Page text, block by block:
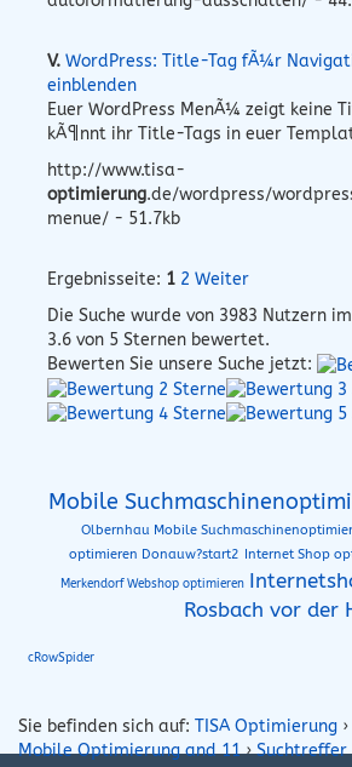
V. WordPress: Title-Tag fÃ¼r
einblenden
Euer WordPress MenÃ¼ zeigt keine
kÃ¶nnt ihr Title-Tags in euer
http://www.tisa-
optimierung.de/wordpress/
menue/ - 51.7kb
Ergebnisseite: 1 2 Weiter
Die Suche wurde von 3983 Nutzern
3.6 von 5 Sternen bewertet.
Bewerten Sie unsere Suche jetzt:
Mobile
Olbernhau Mobile
optimieren Donauw?start2
Internet Shop
Merkendorf Webshop optimieren
Rosbach vor der
cRowSpider
Sie befinden sich auf: TISA Optimierung ›
Mobile Optimierung and 11›Suchtreffer